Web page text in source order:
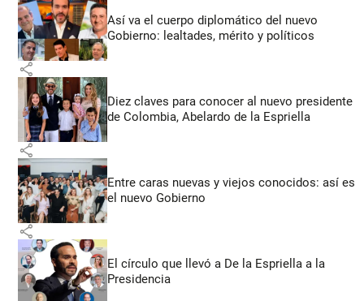
Así va el cuerpo diplomático del nuevo
Gobierno: lealtades, mérito y políticos
share
Diez claves para conocer al nuevo presidente
de Colombia, Abelardo de la Espriella
share
Entre caras nuevas y viejos conocidos: así es
el nuevo Gobierno
share
El círculo que llevó a De la Espriella a la
Presidencia